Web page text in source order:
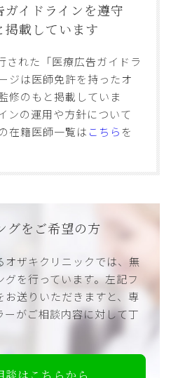
イドラインを遵守
掲載しています
された「医療広告ガイドラ
ジは医師免許を持ったオ
修のもと掲載していま
ンの運用や方針について
在籍医師一覧は こちら を
グをご希望の方
ザキクリニックでは、無
を行っています。左記フ
お送りいただきますと、専
がご相談内容に対して丁